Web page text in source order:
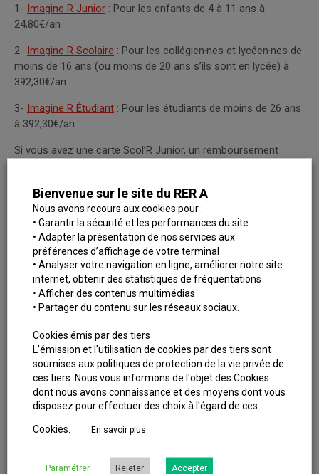
1- Imagine R Junior : Pour les enfants de 4 à 11 ans à
24,80€/an
2- Imagine R Scolaire : Pour les collégien·nes et lycéen·nes de
moins de 16 ans (ou moins de 20 ans s’ils sont en lycée) à
392,30€/an
3- Imagine R Étudiant : Pour les étudiants de moins de 26 ans
à 392,30€/an
Si vous avez une carte Scol’R Junior, un remboursement
Pièces justificatives à préparer
Les pièces justificatives suivantes vous seront demandées
pour une souscription ou un renouvellement :
Photo d’identité du titulaire récente, de face, tête nue, sur
uniquement)
Bienvenue sur le site du RER A
Nous avons recours aux cookies pour :
• Garantir la sécurité et les performances du site
• Adapter la présentation de nos services aux
préférences d’affichage de votre terminal
• Analyser votre navigation en ligne, améliorer notre site
internet, obtenir des statistiques de fréquentations
• Afficher des contenus multimédias
• Partager du contenu sur les réseaux sociaux.
Cookies émis par des tiers
L'émission et l'utilisation de cookies par des tiers sont
soumises aux politiques de protection de la vie privée de
ces tiers. Nous vous informons de l'objet des Cookies
dont nous avons connaissance et des moyens dont vous
disposez pour effectuer des choix à l'égard de ces
Cookies. En savoir plus
Paramétrer Rejeter Accepter